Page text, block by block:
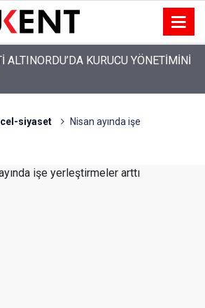
ALTINORDU’DA KURUCU YÖNETİMİNİ
siyaset
Nisan ayında işe